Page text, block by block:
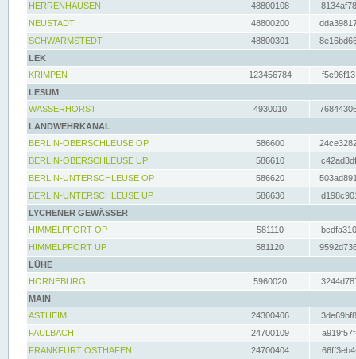
HERRENHAUSEN
48800108
NEUSTADT
48800200
SCHWARMSTEDT
48800301
LEK
KRIMPEN
123456784
LESUM
WASSERHORST
4930010
LANDWEHRKANAL
BERLIN-OBERSCHLEUSE OP
586600
BERLIN-OBERSCHLEUSE UP
586610
BERLIN-UNTERSCHLEUSE OP
586620
BERLIN-UNTERSCHLEUSE UP
586630
LYCHENER GEWÄSSER
HIMMELPFORT OP
581110
HIMMELPFORT UP
581120
LÜHE
HORNEBURG
5960020
MAIN
ASTHEIM
24300406
FAULBACH
24700109
FRANKFURT OSTHAFEN
24700404